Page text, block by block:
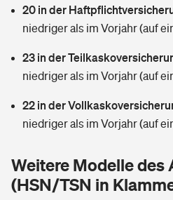
Wer versichert was: Jetzt
Sie haben Fragen?
Mietkautionsversicherung
Restkreditversicherung
Zur Übersicht
Tools
Kinderinvalidität
Reiseversicherung
Pferdehalter-Haftpflicht
Handyversicherung
Tierkrankenversicherung
Sie haben Fragen?
20 in der
niedriger als im Vorjahr (auf
23 in der
niedriger als im Vorjahr (auf
22 in der
niedriger als im Vorjahr (auf
Weitere Modelle des
(HSN/TSN in